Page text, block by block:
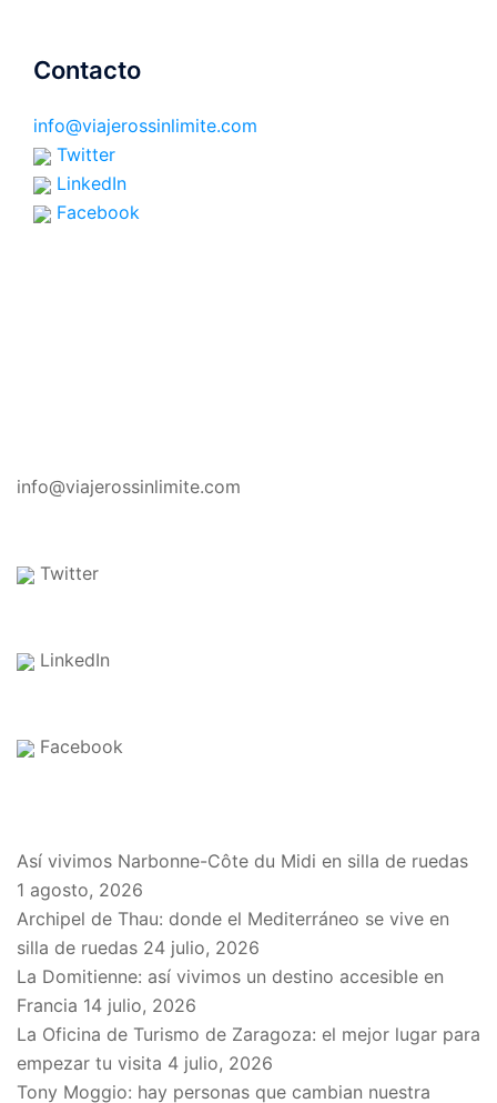
Contacto
info@viajerossinlimite.com
Twitter
LinkedIn
Facebook
info@viajerossinlimite.com
Twitter
LinkedIn
Facebook
Así vivimos Narbonne-Côte du Midi en silla de ruedas
1 agosto, 2026
Archipel de Thau: donde el Mediterráneo se vive en
silla de ruedas 24 julio, 2026
La Domitienne: así vivimos un destino accesible en
Francia 14 julio, 2026
La Oficina de Turismo de Zaragoza: el mejor lugar para
empezar tu visita 4 julio, 2026
Tony Moggio: hay personas que cambian nuestra